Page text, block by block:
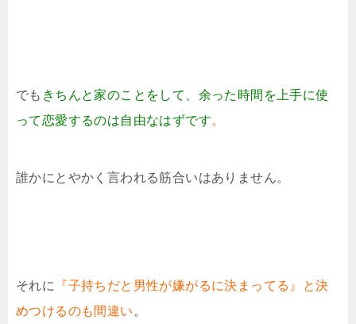
でも きちんと家のことをして、余った時間を上手に使
って恋愛するのは自由なはずです。
誰かにとやかく言われる筋合いはありません。
それに
『子持ちだと男性が嫌がるに決まってる』と決
めつけるのも間違い 。